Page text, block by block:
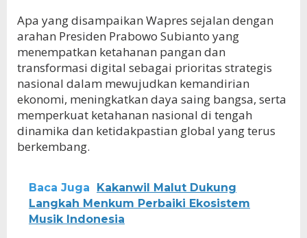
Apa yang disampaikan Wapres sejalan dengan
arahan Presiden Prabowo Subianto yang
menempatkan ketahanan pangan dan
transformasi digital sebagai prioritas strategis
nasional dalam mewujudkan kemandirian
ekonomi, meningkatkan daya saing bangsa, serta
memperkuat ketahanan nasional di tengah
dinamika dan ketidakpastian global yang terus
berkembang.
Baca Juga
Kakanwil Malut Dukung
Langkah Menkum Perbaiki Ekosistem
Musik Indonesia